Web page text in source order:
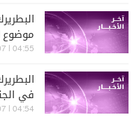
موضوع
لي أن
04:55 | 2026-08-07
في
04:54 | 2026-08-07